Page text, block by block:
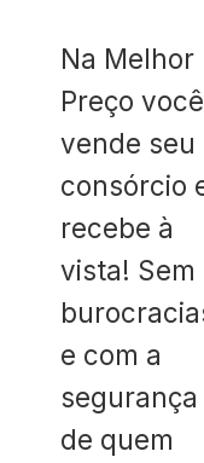
Na Melhor
Preço você
vende seu
consórcio
recebe à
vista! Sem
e com a
segurança
de quem